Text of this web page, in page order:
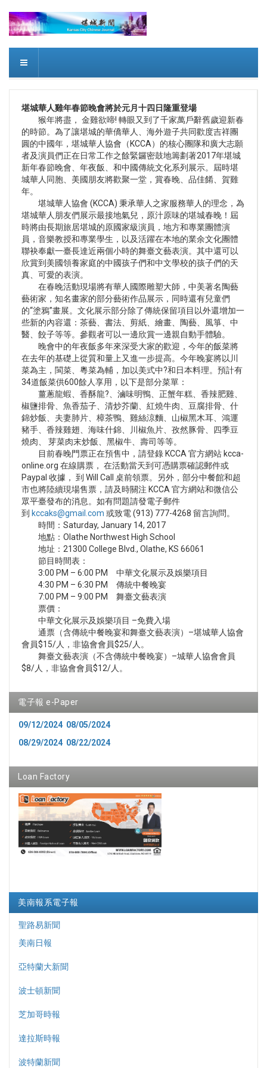
堪城華人雞年春節晚會將於元月十四日隆重登場
猴年將盡， 金雞欲啼! 轉眼又到了千家萬戶辭舊歲迎新春
的時節。為了讓堪城的華僑華人、海外遊子共同歡度吉祥團
圓的中國年，堪城華人協會（KCCA）的核心團隊和廣大志願
者及演員們正在日常工作之餘緊鑼密鼓地籌劃著2017年堪城
新年春節晚會、年夜飯、和中國傳統文化系列展示。屆時堪
城華人同胞、美國朋友將歡聚一堂，賞春晚、品佳餚、賀雞
年。
堪城華人協會 (KCCA) 秉承華人之家服務華人的理念，為
堪城華人朋友們展示最接地氣兒，原汁原味的堪城春晚！屆
時將由長期旅居堪城的原國家級演員，地方和專業團體演
員，音樂教授和專業學生，以及活躍在本地的業余文化團體
聯袂奉獻一臺長達近兩個小時的舞臺文藝表演。其中還可以
欣賞到美國領養家庭的中國孩子們和中文學校的孩子們的天
真、可愛的表演。
在春晚活動現場將有華人國際雕塑大師，中美著名陶藝
藝術家，知名畫家的部分藝術作品展示，同時還有兒童們
的“塗鴉”畫展。文化展示部分除了傳統保留項目以外還增加一
些新的內容還：茶藝、書法、剪紙、繪畫、陶藝、風箏、中
醫、餃子等等。參觀者可以一邊欣賞一邊親自動手體驗。
晚會中的年夜飯多年來深受大家的歡迎，今年的飯菜將
在去年的基礎上從質和量上又進一步提高。今年晚宴將以川
菜為主，閩菜、粵菜為輔，加以美式中?和日本料理。預計有
34道飯菜供600餘人享用，以下是部分菜單：
薑蔥龍蝦、香酥龍?、滷味明鴨、正蟹年糕、香辣肥雞、
椒鹽排骨、魚香茄子、清炒芥蘭、紅燒牛肉、豆腐排骨、什
錦炒飯、夫妻肺片、樟茶鴨、雞絲涼麵、山椒黑木耳、鴻運
豬手、香辣雞翅、海味什錦、川椒魚片、孜然豚骨、四季豆
燒肉、 芽菜肉末炒飯、黑椒牛、壽司等等。
目前春晚門票正在預售中，請登錄 KCCA 官方網站 kcca-
online.org 在線購票， 在活動當天到可憑購票確認郵件或
Paypal 收據， 到 Will Call 桌前領票。另外，部分中餐館和超
市也將陸續現場售票，請及時關注 KCCA 官方網站和微信公
眾平臺發布的消息。如有問題請發電子郵件
到 kccaks@gmail.com 或致電 (913) 777-4268 留言詢問。
時間：Saturday, January 14, 2017
地點：Olathe Northwest High School
地址：21300 College Blvd., Olathe, KS 66061
節目時間表：
3:00 PM – 6:00 PM 中華文化展示及娛樂項目
4:30 PM – 6:30 PM 傳統中餐晚宴
7:00 PM – 9:00 PM 舞臺文藝表演
票價：
中華文化展示及娛樂項目 –免費入場
通票（含傳統中餐晚宴和舞臺文藝表演）–堪城華人協會
會員$15/人，非協會會員$25/人。
舞臺文藝表演（不含傳統中餐晚宴）–城華人協會會員
$8/人，非協會會員$12/人。
電子報 e-Paper
09/12/2024 08/05/2024
08/29/2024 08/22/2024
Loan Factory
美南報系電子報
聖路易新聞
美南日報
亞特蘭大新聞
波士頓新聞
芝加哥時報
達拉斯時報
波特蘭新聞